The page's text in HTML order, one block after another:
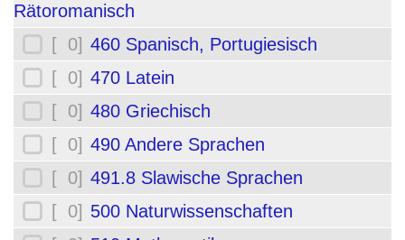
Rätoromanisch
[ 0] 460 Spanisch, Portugiesisch
[ 0] 470 Latein
[ 0] 480 Griechisch
[ 0] 490 Andere Sprachen
[ 0] 491.8 Slawische Sprachen
[ 0] 500 Naturwissenschaften